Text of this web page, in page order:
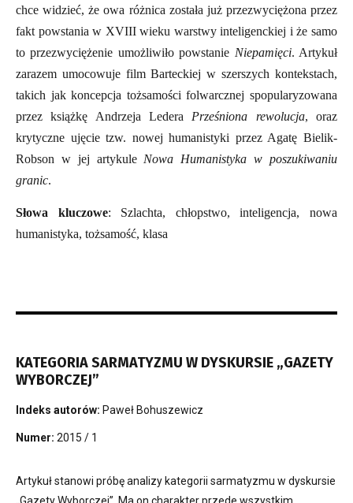
chce widzieć, że owa różnica została już przezwyciężona przez
fakt powstania w XVIII wieku warstwy inteligenckiej i że samo
to przezwyciężenie umożliwiło powstanie Niepamięci. Artykuł
zarazem umocowuje film Barteckiej w szerszych kontekstach,
takich jak koncepcja tożsamości folwarcznej spopularyzowana
przez książkę Andrzeja Ledera Prześniona rewolucja, oraz
krytyczne ujęcie tzw. nowej humanistyki przez Agatę Bielik-
Robson w jej artykule Nowa Humanistyka w poszukiwaniu
granic.
Słowa kluczowe: Szlachta, chłopstwo, inteligencja, nowa
humanistyka, tożsamość, klasa
KATEGORIA SARMATYZMU W DYSKURSIE „GAZETY
WYBORCZEJ”
Indeks autorów: Paweł Bohuszewicz
Numer: 2015 / 1
Artykuł stanowi próbę analizy kategorii sarmatyzmu w dyskursie
„Gazety Wyborczej”. Ma on charakter przede wszystkim